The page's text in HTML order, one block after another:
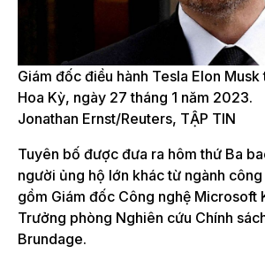
Giám đốc điều hành Tesla Elon
Hoa Kỳ, ngày 27 tháng 1 năm 2023.
Jonathan Ernst/Reuters, TẬP TIN
Tuyên bố được đưa ra hôm thứ Ba
người ủng hộ lớn khác từ ngành
gồm Giám đốc Công nghệ Microsoft
Trưởng phòng Nghiên cứu Chính
Brundage.